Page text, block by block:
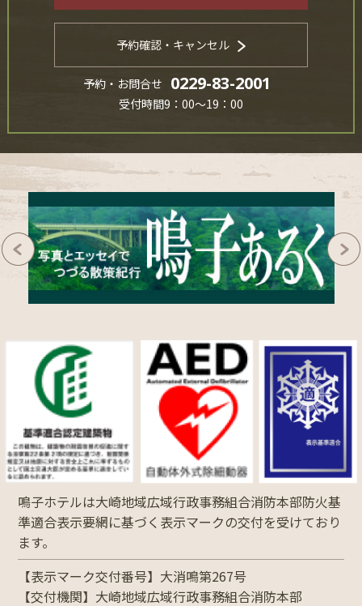
予約確認・キャンセル
予約・お問合せ 0229-83-2001
受付時間9：00～19：00
鳴子ホテルは大崎地域広域行政事務組合消防本部防火基
準適合表示要網に基づく表示マークの交付を受けており
ます。
【表示マーク交付番号】大消鳴第267号
【交付機関】大崎地域広域行政事務組合消防本部